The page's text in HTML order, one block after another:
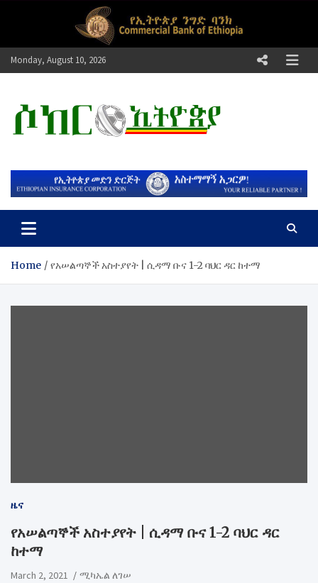
Monday, August 10, 2026
ሶከር ኢትዮጵያ
Home የአሠልጣኞች አስተያየት | ሲዳማ ቡና 1-2 ባህር ዳር ከተማ
ዜና
የአሠልጣኞች አስተያየት | ሲዳማ ቡና 1-2 ባህር ዳር
ከተማ
March 2, 2021 ሚካኤል ለገሠ